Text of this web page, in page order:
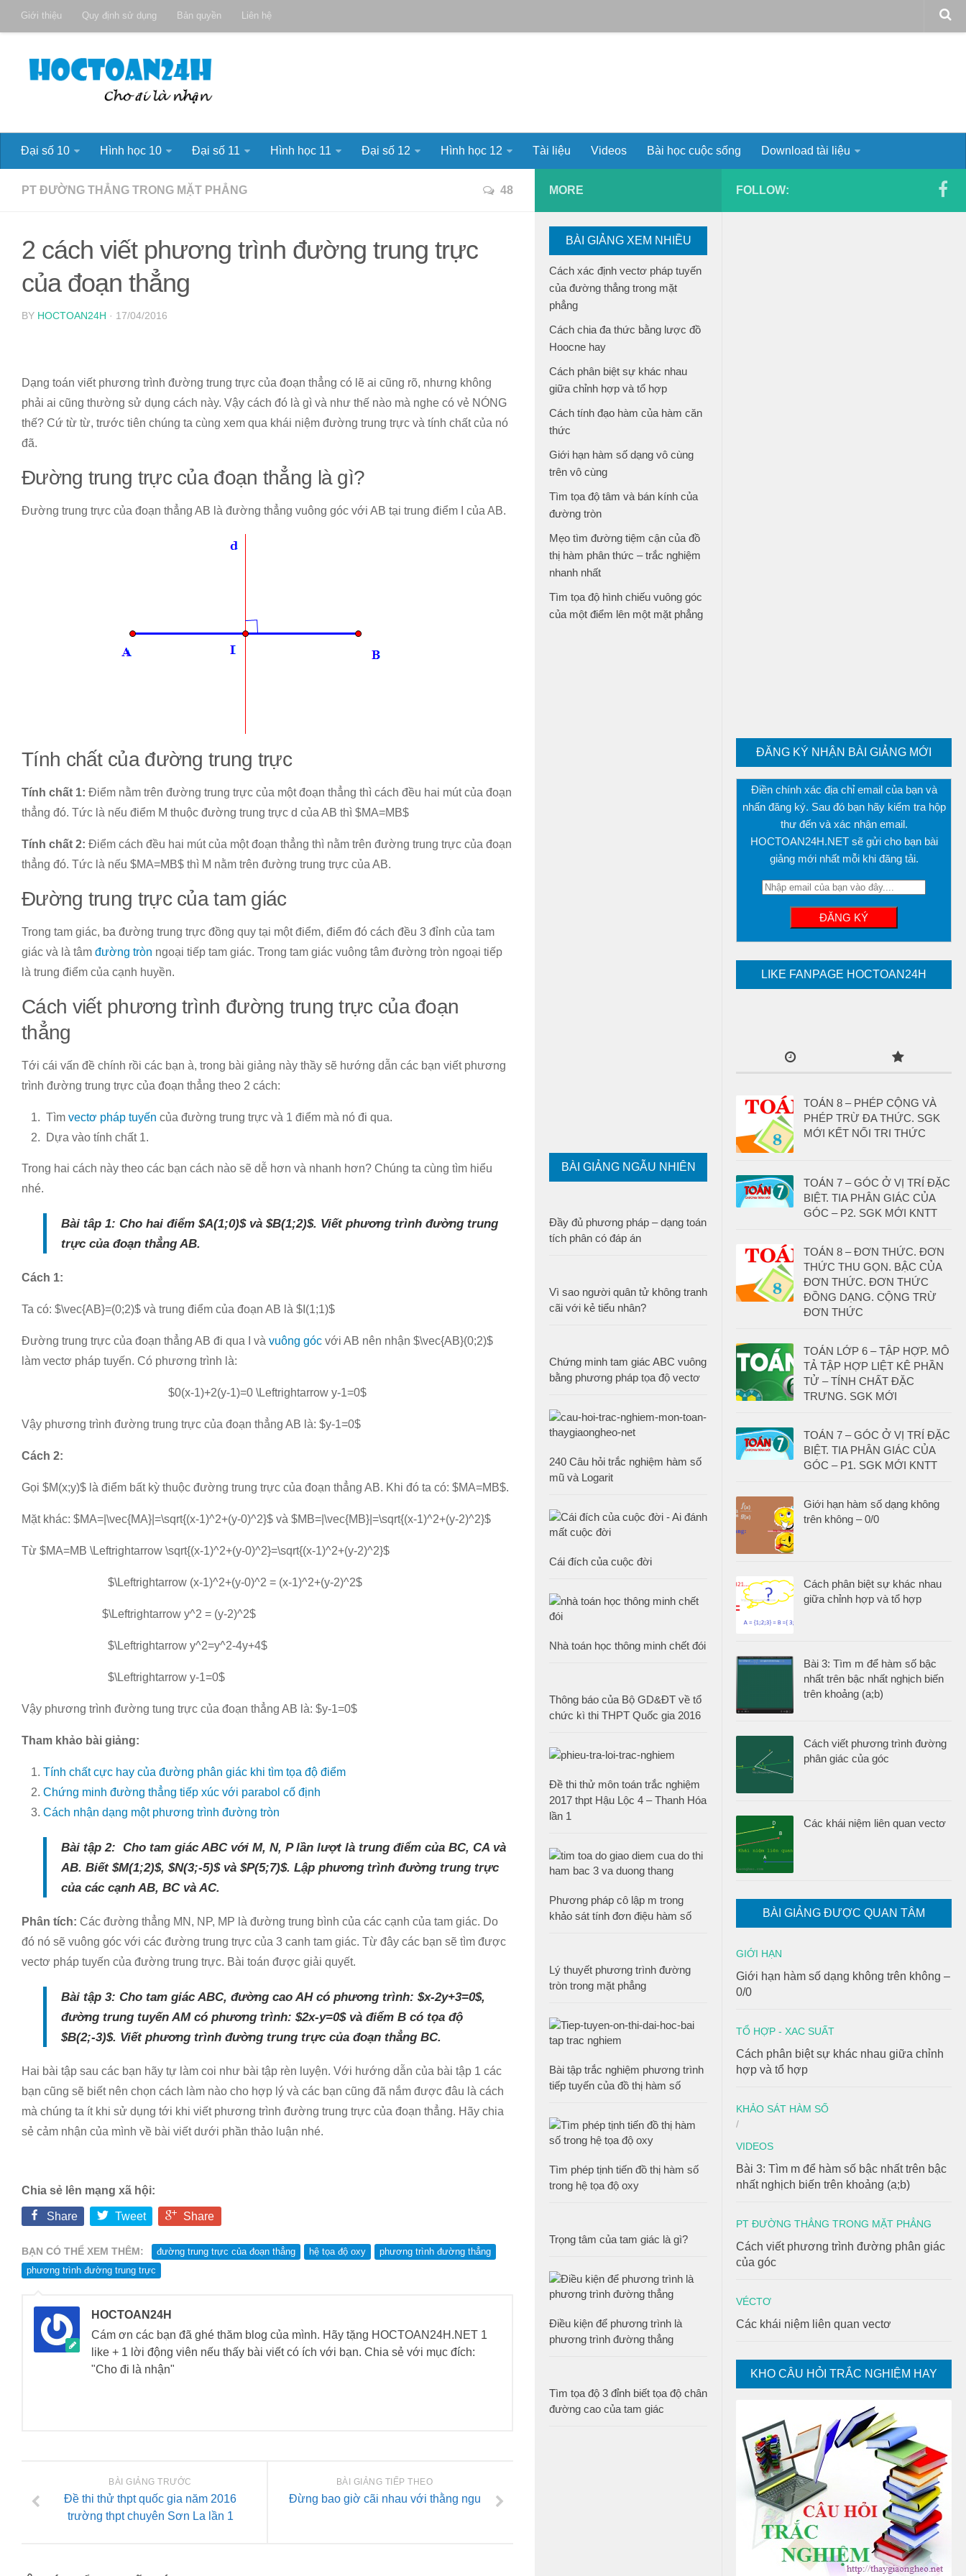
Giới thiệu Quy định sử dụng Bản quyền Liên hệ
Đại số 10 Hình học 10 Đại số 11 Hình học 11 Đại số 12 Hình học 12 Tài liệu Videos Bài học cuộc sống Download tài liệu
PT ĐƯỜNG THẲNG TRONG MẶT PHẲNG 48
2 cách viết phương trình đường trung trực
của đoạn thẳng
BY HOCTOAN24H · 17/04/2016
Dạng toán viết phương trình đường trung trực của đoạn thẳng có lẽ ai cũng rõ, nhưng không
phải ai cũng thường sử dụng cách này. Vậy cách đó là gì và như thế nào mà nghe có vẻ NÓNG
thế? Cứ từ từ, trước tiên chúng ta cùng xem qua khái niệm đường trung trực và tính chất của nó
đã.
Đường trung trực của đoạn thẳng là gì?
Đường trung trực của đoạn thẳng AB là đường thẳng vuông góc với AB tại trung điểm I của AB.
Tính chất của đường trung trực
Tính chất 1: Điểm nằm trên đường trung trực của một đoạn thẳng thì cách đều hai mút của đoạn
thẳng đó. Tức là nếu điểm M thuộc đường trung trực d của AB thì $MA=MB$
Tính chất 2: Điểm cách đều hai mút của một đoạn thẳng thì nằm trên đường trung trực của đoạn
thẳng đó. Tức là nếu $MA=MB$ thì M nằm trên đường trung trực của AB.
Đường trung trực của tam giác
Trong tam giác, ba đường trung trực đồng quy tại một điểm, điểm đó cách đều 3 đỉnh của tam
giác và là tâm đường tròn ngoại tiếp tam giác. Trong tam giác vuông tâm đường tròn ngoại tiếp
là trung điểm của cạnh huyền.
Cách viết phương trình đường trung trực của đoạn
thẳng
Tới cái vấn đề chính rồi các bạn à, trong bài giảng này thầy sẽ hướng dẫn các bạn viết phương
trình đường trung trực của đoạn thẳng theo 2 cách:
Tìm vectơ pháp tuyến của đường trung trực và 1 điểm mà nó đi qua.
Dựa vào tính chất 1.
Trong hai cách này theo các bạn cách nào sẽ dễ hơn và nhanh hơn? Chúng ta cùng tìm hiểu
nhé.
Bài tâp 1: Cho hai điểm $A(1;0)$ và $B(1;2)$. Viết phương trình đường trung
trực của đoạn thẳng AB.
Cách 1:
Ta có: $\vec{AB}=(0;2)$ và trung điểm của đoạn AB là $I(1;1)$
Đường trung trực của đoạn thẳng AB đi qua I và vuông góc với AB nên nhận $\vec{AB}(0;2)$
làm vectơ pháp tuyến. Có phương trình là:
$0(x-1)+2(y-1)=0 \Leftrightarrow y-1=0$
Vậy phương trình đường trung trực của đoạn thẳng AB là: $y-1=0$
Cách 2:
Gọi $M(x;y)$ là điểm bất kỳ thuộc đường trung trực của đoạn thẳng AB. Khi đó ta có: $MA=MB$.
Mặt khác: $MA=|\vec{MA}|=\sqrt{(x-1)^2+(y-0)^2}$ và $MB=|\vec{MB}|=\sqrt{(x-1)^2+(y-2)^2}$
Từ $MA=MB \Leftrightarrow \sqrt{(x-1)^2+(y-0)^2}=\sqrt{(x-1)^2+(y-2)^2}$
$\Leftrightarrow (x-1)^2+(y-0)^2 = (x-1)^2+(y-2)^2$
$\Leftrightarrow y^2 = (y-2)^2$
$\Leftrightarrow y^2=y^2-4y+4$
$\Leftrightarrow y-1=0$
Vậy phương trình đường tung trực của đoạn thẳng AB là: $y-1=0$
Tham khảo bài giảng:
Tính chất cực hay của đường phân giác khi tìm tọa độ điểm
Chứng minh đường thẳng tiếp xúc với parabol cố định
Cách nhận dạng một phương trình đường tròn
Bài tập 2: Cho tam giác ABC với M, N, P lần lượt là trung điểm của BC, CA và
AB. Biết $M(1;2)$, $N(3;-5)$ và $P(5;7)$. Lập phương trình đường trung trực
của các cạnh AB, BC và AC.
Phân tích: Các đường thẳng MN, NP, MP là đường trung bình của các cạnh của tam giác. Do
đó nó sẽ vuông góc với các đường trung trực của 3 canh tam giác. Từ đây các bạn sẽ tìm được
vectơ pháp tuyến của đường trung trực. Bài toán được giải quyết.
Bài tập 3: Cho tam giác ABC, đường cao AH có phương trình: $x-2y+3=0$,
đường trung tuyến AM có phương trình: $2x-y=0$ và điểm B có tọa độ
$B(2;-3)$. Viết phương trình đường trung trực của đoạn thẳng BC.
Hai bài tập sau các bạn hãy tự làm coi như bài tập rèn luyện. Với hướng dẫn của bài tập 1 các
bạn cũng sẽ biết nên chọn cách làm nào cho hợp lý và các bạn cũng đã nắm được đâu là cách
mà chúng ta ít khi sử dụng tới khi viết phương trình đường trung trực của đoạn thẳng. Hãy chia
sẻ cảm nhận của mình về bài viết dưới phần thảo luận nhé.
Chia sẻ lên mạng xã hội:
Share Tweet Share
BẠN CÓ THỂ XEM THÊM: đường trung trực của đoạn thẳng hệ tọa độ oxy
phương trình đường thẳng
phương trình đường trung trực
HOCTOAN24H
Cám ơn các bạn đã ghé thăm blog của mình. Hãy tặng HOCTOAN24H.NET 1
like + 1 lời động viên nếu thấy bài viết có ích với bạn. Chia sẻ với mục đích:
"Cho đi là nhận"
BÀI GIẢNG TIẾP THEO
Đừng bao giờ cãi nhau với thằng ngu
BÀI GIẢNG TRƯỚC
Đề thi thử thpt quốc gia năm 2016
trường thpt chuyên Sơn La lần 1
FOLLOW:
ĐĂNG KÝ NHẬN BÀI GIẢNG MỚI
Điền chính xác địa chỉ email của bạn và
nhấn đăng ký. Sau đó bạn hãy kiểm tra hộp
thư đến và xác nhận email.
HOCTOAN24H.NET sẽ gửi cho bạn bài
giảng mới nhất mỗi khi đăng tải.
LIKE FANPAGE HOCTOAN24H
TOÁN 8 – PHÉP CỘNG VÀ
PHÉP TRỪ ĐA THỨC. SGK
MỚI KẾT NỐI TRI THỨC
TOÁN 7 – GÓC Ở VỊ TRÍ ĐẶC
BIỆT. TIA PHÂN GIÁC CỦA
GÓC – P2. SGK MỚI KNTT
TOÁN 8 – ĐƠN THỨC. ĐƠN
THỨC THU GỌN. BẬC CỦA
ĐƠN THỨC. ĐƠN THỨC
ĐỒNG DẠNG. CỘNG TRỪ
ĐƠN THỨC
TOÁN LỚP 6 – TẬP HỢP. MÔ
TẢ TẬP HỢP LIỆT KÊ PHẦN
TỬ – TÍNH CHẤT ĐẶC
TRƯNG. SGK MỚI
TOÁN 7 – GÓC Ở VỊ TRÍ ĐẶC
BIỆT. TIA PHÂN GIÁC CỦA
GÓC – P1. SGK MỚI KNTT
Giới hạn hàm số dạng không
trên không – 0/0
Cách phân biệt sự khác nhau
giữa chỉnh hợp và tổ hợp
Bài 3: Tìm m để hàm số bậc
nhất trên bậc nhất nghịch biến
trên khoảng (a;b)
Cách viết phương trình đường
phân giác của góc
Các khái niệm liên quan vectơ
BÀI GIẢNG ĐƯỢC QUAN TÂM
GIỚI HẠN
Giới hạn hàm số dạng không trên không –
0/0
TỔ HỢP - XAC SUẤT
Cách phân biệt sự khác nhau giữa chỉnh
hợp và tổ hợp
KHẢO SÁT HÀM SỐ
/
VIDEOS
Bài 3: Tìm m để hàm số bậc nhất trên bậc
nhất nghịch biến trên khoảng (a;b)
PT ĐƯỜNG THẲNG TRONG MẶT PHẲNG
Cách viết phương trình đường phân giác
của góc
VÉCTƠ
Các khái niệm liên quan vectơ
KHO CÂU HỎI TRẮC NGHIỆM HAY
MORE
BÀI GIẢNG XEM NHIỀU
Cách xác định vectơ pháp tuyến
của đường thẳng trong mặt
phẳng
Cách chia đa thức bằng lược đồ
Hoocne hay
Cách phân biệt sự khác nhau
giữa chỉnh hợp và tổ hợp
Cách tính đạo hàm của hàm căn
thức
Giới hạn hàm số dạng vô cùng
trên vô cùng
Tìm tọa độ tâm và bán kính của
đường tròn
Mẹo tìm đường tiệm cận của đồ
thị hàm phân thức – trắc nghiệm
nhanh nhất
Tìm tọa độ hình chiếu vuông góc
của một điểm lên một mặt phẳng
BÀI GIẢNG NGẪU NHIÊN
Đầy đủ phương pháp – dạng toán
tích phân có đáp án
Vì sao người quân tử không tranh
cãi với kẻ tiểu nhân?
Chứng minh tam giác ABC vuông
bằng phương pháp tọa độ vectơ
240 Câu hỏi trắc nghiệm hàm số
mũ và Logarit
Cái đích của cuộc đời
Nhà toán học thông minh chết đói
Thông báo của Bộ GD&ĐT về tổ
chức kì thi THPT Quốc gia 2016
Đề thi thử môn toán trắc nghiệm
2017 thpt Hậu Lộc 4 – Thanh Hóa
lần 1
Phương pháp cô lập m trong
khảo sát tính đơn điệu hàm số
Lý thuyết phương trình đường
tròn trong mặt phẳng
Bài tập trắc nghiệm phương trình
tiếp tuyến của đồ thị hàm số
Tìm phép tịnh tiến đồ thị hàm số
trong hệ tọa độ oxy
Trọng tâm của tam giác là gì?
Điều kiện để phương trình là
phương trình đường thẳng
Tìm tọa độ 3 đỉnh biết tọa độ chân
đường cao của tam giác